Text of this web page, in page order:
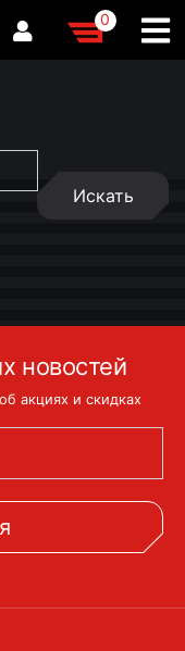
0
новостей
акциях и скидках